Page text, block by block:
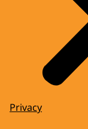
Privacy